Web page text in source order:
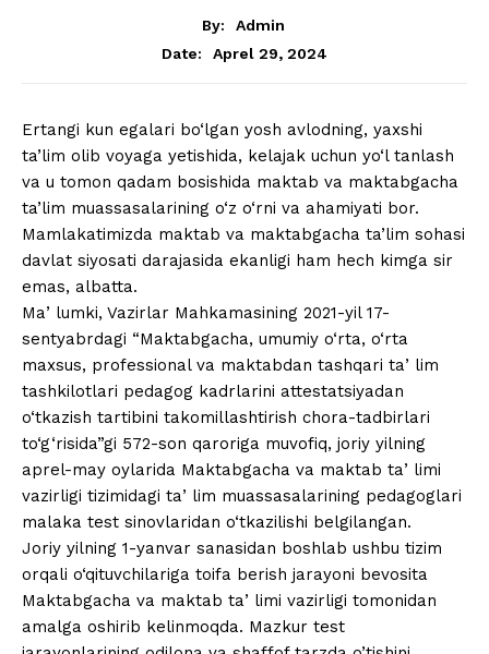
By:
Admin
Date:
Aprel 29, 2024
Ertangi kun egalari bo‘lgan yosh avlodning, yaxshi
ta’lim olib voyaga yetishida, kelajak uchun yo‘l tanlash
va u tomon qadam bosishida maktab va maktabgacha
ta’lim muassasalarining o‘z o‘rni va ahamiyati bor.
Mamlakatimizda maktab va maktabgacha ta’lim sohasi
davlat siyosati darajasida ekanligi ham hech kimga sir
emas, albatta.
Maʼlumki, Vazirlar Mahkamasining 2021-yil 17-
sentyabrdagi “Maktabgacha, umumiy o‘rta, o‘rta
maxsus, professional va maktabdan tashqari taʼlim
tashkilotlari pedagog kadrlarini attestatsiyadan
o‘tkazish tartibini takomillashtirish chora-tadbirlari
to‘g‘risida”gi 572-son qaroriga muvofiq, joriy yilning
aprel-may oylarida Maktabgacha va maktab taʼlimi
vazirligi tizimidagi taʼlim muassasalarining pedagoglari
malaka test sinovlaridan o‘tkazilishi belgilangan.
Joriy yilning 1-yanvar sanasidan boshlab ushbu tizim
orqali o‘qituvchilariga toifa berish jarayoni bevosita
Maktabgacha va maktab taʼlimi vazirligi tomonidan
amalga oshirib kelinmoqda. Mazkur test